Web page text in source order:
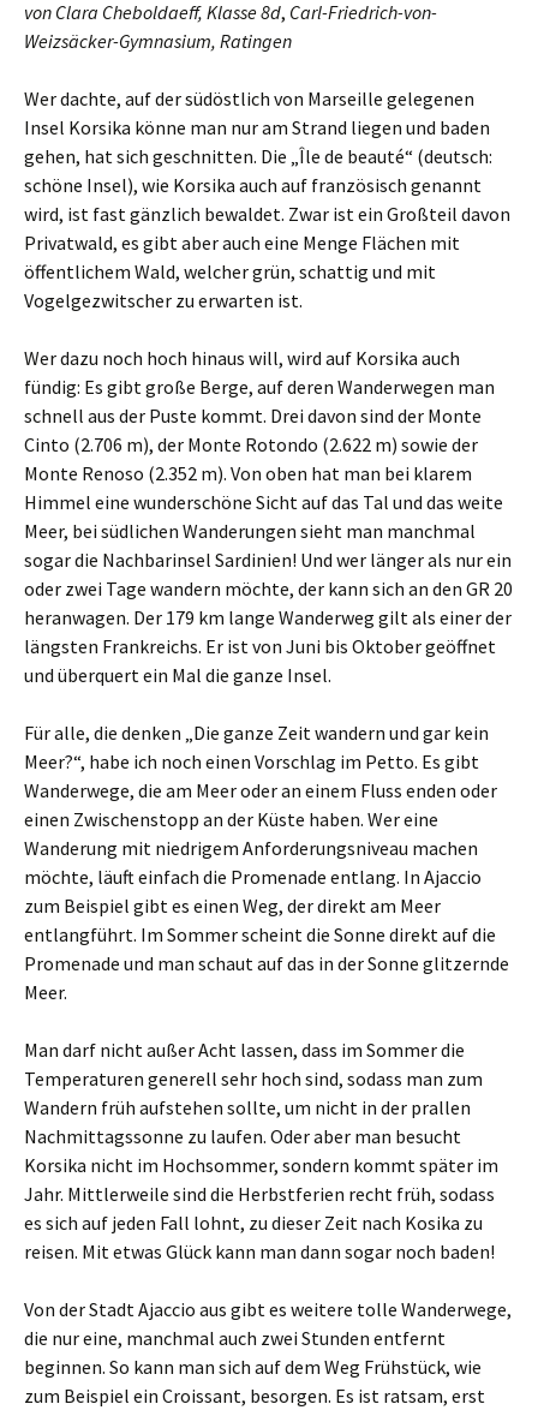
von Clara Cheboldaeff, Klasse 8d, Carl-Friedrich-von-
Weizsäcker-Gymnasium, Ratingen
Wer dachte, auf der südöstlich von Marseille gelegenen
Insel Korsika könne man nur am Strand liegen und baden
gehen, hat sich geschnitten. Die „Île de beauté“ (deutsch:
schöne Insel), wie Korsika auch auf französisch genannt
wird, ist fast gänzlich bewaldet. Zwar ist ein Großteil davon
Privatwald, es gibt aber auch eine Menge Flächen mit
öffentlichem Wald, welcher grün, schattig und mit
Vogelgezwitscher zu erwarten ist.
Wer dazu noch hoch hinaus will, wird auf Korsika auch
fündig: Es gibt große Berge, auf deren Wanderwegen man
schnell aus der Puste kommt. Drei davon sind der Monte
Cinto (2.706 m), der Monte Rotondo (2.622 m) sowie der
Monte Renoso (2.352 m). Von oben hat man bei klarem
Himmel eine wunderschöne Sicht auf das Tal und das weite
Meer, bei südlichen Wanderungen sieht man manchmal
sogar die Nachbarinsel Sardinien! Und wer länger als nur ein
oder zwei Tage wandern möchte, der kann sich an den GR 20
heranwagen. Der 179 km lange Wanderweg gilt als einer der
längsten Frankreichs. Er ist von Juni bis Oktober geöffnet
und überquert ein Mal die ganze Insel.
Für alle, die denken „Die ganze Zeit wandern und gar kein
Meer?“, habe ich noch einen Vorschlag im Petto. Es gibt
Wanderwege, die am Meer oder an einem Fluss enden oder
einen Zwischenstopp an der Küste haben. Wer eine
Wanderung mit niedrigem Anforderungsniveau machen
möchte, läuft einfach die Promenade entlang. In Ajaccio
zum Beispiel gibt es einen Weg, der direkt am Meer
entlangführt. Im Sommer scheint die Sonne direkt auf die
Promenade und man schaut auf das in der Sonne glitzernde
Meer.
Man darf nicht außer Acht lassen, dass im Sommer die
Temperaturen generell sehr hoch sind, sodass man zum
Wandern früh aufstehen sollte, um nicht in der prallen
Nachmittagssonne zu laufen. Oder aber man besucht
Korsika nicht im Hochsommer, sondern kommt später im
Jahr. Mittlerweile sind die Herbstferien recht früh, sodass
es sich auf jeden Fall lohnt, zu dieser Zeit nach Kosika zu
reisen. Mit etwas Glück kann man dann sogar noch baden!
Von der Stadt Ajaccio aus gibt es weitere tolle Wanderwege,
die nur eine, manchmal auch zwei Stunden entfernt
beginnen. So kann man sich auf dem Weg Frühstück, wie
zum Beispiel ein Croissant, besorgen. Es ist ratsam, erst